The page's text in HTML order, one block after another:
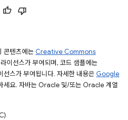
콘텐츠에는 Creative Commons
이선스가 부여되며, 코드 샘플에는
선스가 부여됩니다. 자세한 내용은 Google
세요. 자바는 Oracle 및/또는 Oracle 계열